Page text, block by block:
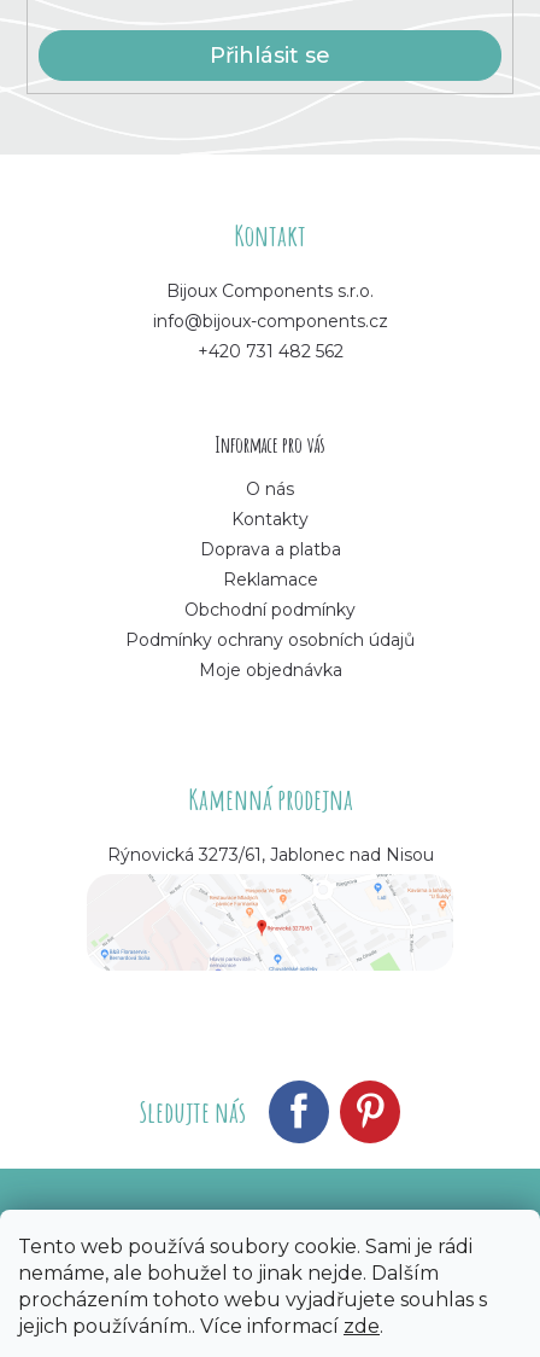
Tento web používá soubory cookie. Sami je rádi
nemáme, ale bohužel to jinak nejde. Dalším
procházením tohoto webu vyjadřujete souhlas s
jejich používáním.. Více informací zde.
Přihlásit se
Kontakt
Bijoux Components s.r.o.
info@bijoux-components.cz
+420 731 482 562
Informace pro vás
O nás
Kontakty
Doprava a platba
Reklamace
Obchodní podmínky
Podmínky ochrany osobních údajů
Moje objednávka
Kamenná prodejna
Rýnovická 3273/61, Jablonec nad Nisou
Sledujte nás
Copyright 2026 Bijoux Components - Svět
korálků. Všechna práva vyhrazena.